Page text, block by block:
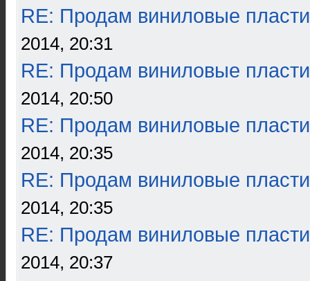
RE: Продам виниловые
2014, 20:31
RE: Продам виниловые
2014, 20:50
RE: Продам виниловые
2014, 20:35
RE: Продам виниловые
2014, 20:35
RE: Продам виниловые
2014, 20:37